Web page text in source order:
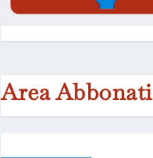
Area Abbonati